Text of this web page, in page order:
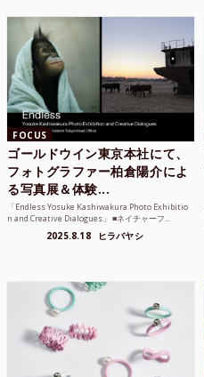
FOCUS
ゴールドウイン東京本社にて、
フォトグラファー柏倉陽介によ
る写真展＆体験...
「Endless Yosuke Kashiwakura Photo Exhibitio
n and Creative Dialogues」 ■ネイチャーフ...
2025.8.18 ヒラバヤシ